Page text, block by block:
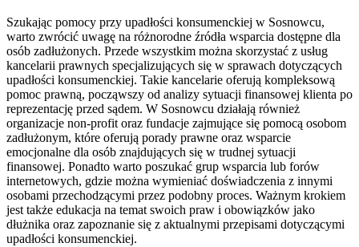
Szukając pomocy przy upadłości konsumenckiej w Sosnowcu,
warto zwrócić uwagę na różnorodne źródła wsparcia dostępne dla
osób zadłużonych. Przede wszystkim można skorzystać z usług
kancelarii prawnych specjalizujących się w sprawach dotyczących
upadłości konsumenckiej. Takie kancelarie oferują kompleksową
pomoc prawną, począwszy od analizy sytuacji finansowej klienta po
reprezentację przed sądem. W Sosnowcu działają również
organizacje non-profit oraz fundacje zajmujące się pomocą osobom
zadłużonym, które oferują porady prawne oraz wsparcie
emocjonalne dla osób znajdujących się w trudnej sytuacji
finansowej. Ponadto warto poszukać grup wsparcia lub forów
internetowych, gdzie można wymieniać doświadczenia z innymi
osobami przechodzącymi przez podobny proces. Ważnym krokiem
jest także edukacja na temat swoich praw i obowiązków jako
dłużnika oraz zapoznanie się z aktualnymi przepisami dotyczącymi
upadłości konsumenckiej.